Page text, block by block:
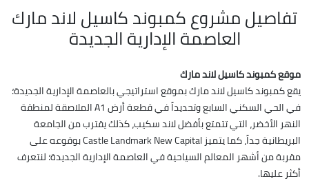
تفاصيل مشروع كمبوند كاسيل لاند مارك
العاصمة الإدارية الجديدة
موقع كمبوند كاسيل لاند مارك
يقع كمبوند كاسيل لاند مارك بموقع استراتيجي بالعاصمة الإدارية الجديدة؛
في الحي السكني السابع وتحديداً في قطعة أرض A1 الملاصقة لمنطقة
النهر الأخضر، التي تتمتع بأفضل لاند سكيب، كذلك يقترب من الجامعة
البريطانية جداً، كما يتميز Castle Landmark New Capital بوقوعه على
مقربة من أشهر المعالم السياحية في العاصمة الإدارية الجديدة؛ لنتعرف
أكثر عليها.